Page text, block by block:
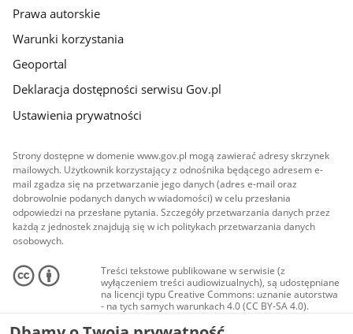
Prawa autorskie
Warunki korzystania
Geoportal
Deklaracja dostępności serwisu Gov.pl
Ustawienia prywatności
Strony dostępne w domenie www.gov.pl mogą zawierać adresy skrzynek
mailowych. Użytkownik korzystający z odnośnika będącego adresem e-
mail zgadza się na przetwarzanie jego danych (adres e-mail oraz
dobrowolnie podanych danych w wiadomości) w celu przesłania
odpowiedzi na przesłane pytania. Szczegóły przetwarzania danych przez
każdą z jednostek znajdują się w ich politykach przetwarzania danych
osobowych.
Treści tekstowe publikowane w serwisie (z
wyłączeniem treści audiowizualnych), są udostępniane
na licencji typu Creative Commons: uznanie autorstwa
- na tych samych warunkach 4.0 (CC BY-SA 4.0).
Materiały audiowizualne, w tym zdjęcia, materiały
audio i wideo, są udostępniane na licencji typu